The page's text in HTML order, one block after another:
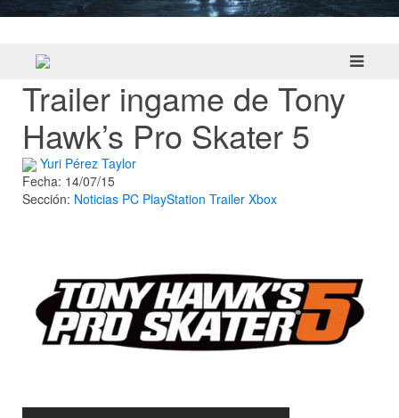
Trailer ingame de Tony
Hawk’s Pro Skater 5
Yuri Pérez Taylor
Fecha: 14/07/15
Sección: Noticias PC PlayStation Trailer Xbox